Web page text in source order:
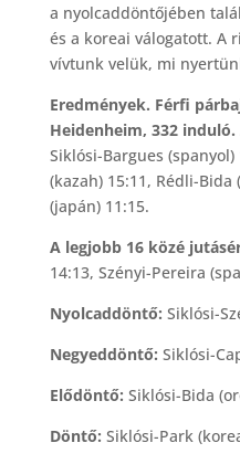
a nyolcaddöntőjében
és a koreai válogatott. A
vívtunk velük, mi
Eredmények. Férfi
Heidenheim, 332
Siklósi-Bargues
(kazah) 15:11, Rédli-Bida
(japán) 11:15.
A legjobb 16 közé
14:13, Szényi-Pereira
Nyolcaddöntő: Siklósi-
Negyeddöntő: Siklósi-
Elődöntő: Siklósi-Bida
Döntő: Siklósi-Park